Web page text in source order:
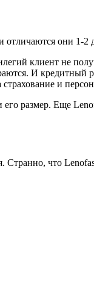
они 1-
клиент не
И кредитный
и
размер. Еще
что